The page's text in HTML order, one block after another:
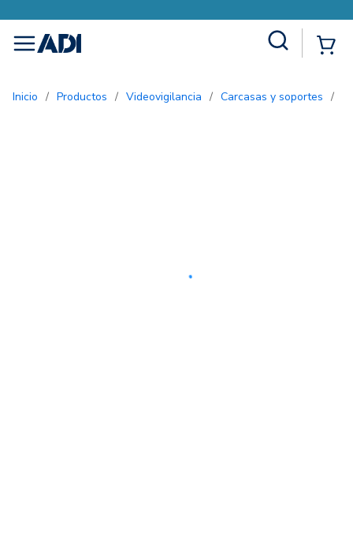
menu
Inicio / Productos / Videovigilancia / Carcasas y soportes /